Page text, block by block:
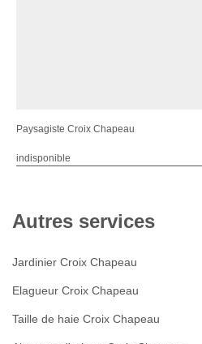
Paysagiste Croix Chapeau
indisponible
Autres services
Jardinier Croix Chapeau
Elagueur Croix Chapeau
Taille de haie Croix Chapeau